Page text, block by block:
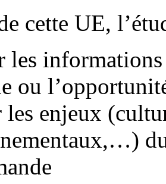
cette UE,
les
ou
les enjeux